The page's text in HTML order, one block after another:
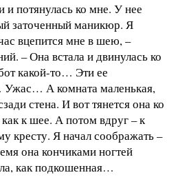
потянулась ко мне. У нее
заточенный маникюр. Я
вцепится мне в шею, –
– Она встала и двинулась ко
какой-то… Эти ее
Ужас… А комната маленькая,
стена. И вот тянется она ко
к шее. А потом вдруг – к
кресту. Я начал соображать –
она кончиками ногтей
как подкошенная…